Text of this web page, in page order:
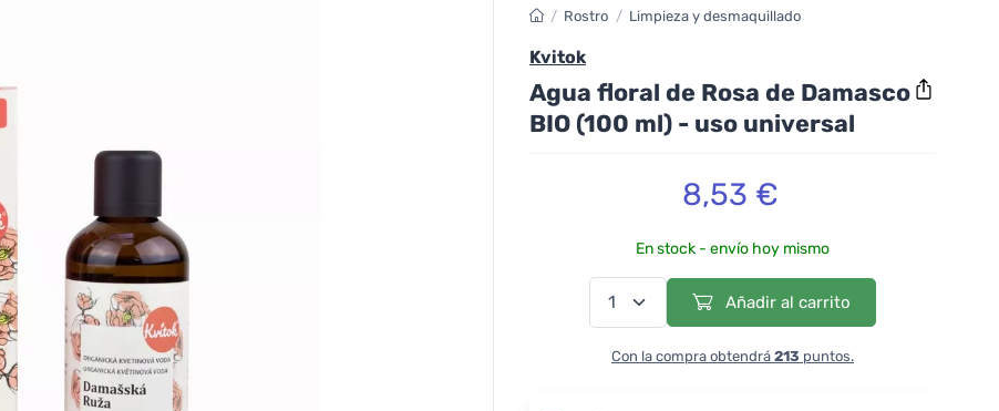
/ Rostro / Limpieza y desmaquillado
Kvitok
Agua floral de Rosa de Damasco
BIO (100 ml) - uso universal
8,53 €
En stock - envío hoy mismo
Añadir al carrito
Con la compra obtendrá 213 puntos.